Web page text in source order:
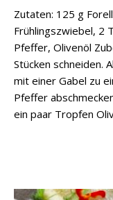
Zutaten: 125 g
Frühlingszwiebel, 2
Pfeffer, Olivenöl
Stücken schneiden.
mit einer Gabel zu
Pfeffer
ein paar Tropfen